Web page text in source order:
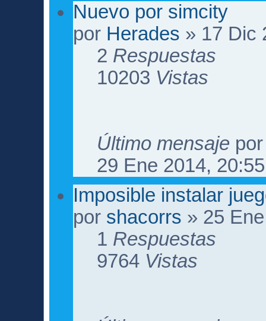
Nuevo por simcity
por Herades » 17 Dic
2 Respuestas
10203 Vistas
Último mensaje
29 Ene 2014, 20:55
Imposible instalar
por shacorrs » 25
1 Respuestas
9764 Vistas